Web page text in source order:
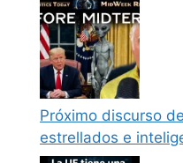
Próximo discurso
estrellados e